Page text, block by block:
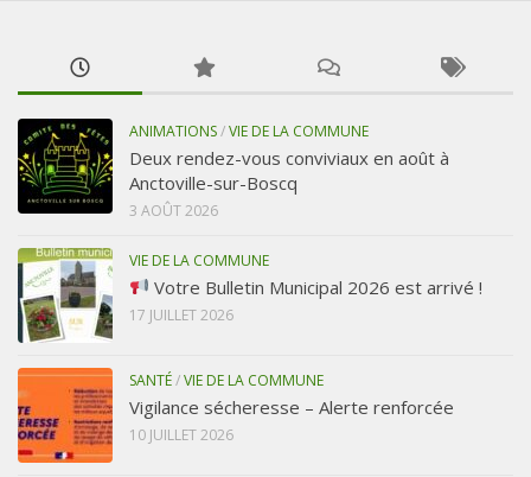
ANIMATIONS/VIE DE LA COMMUNE
Deux rendez-vous conviviaux en août à
Anctoville-sur-Boscq
3 AOÛT 2026
VIE DE LA COMMUNE
Votre Bulletin Municipal 2026 est arrivé !
17 JUILLET 2026
SANTÉ/VIE DE LA COMMUNE
Vigilance sécheresse – Alerte renforcée
10 JUILLET 2026